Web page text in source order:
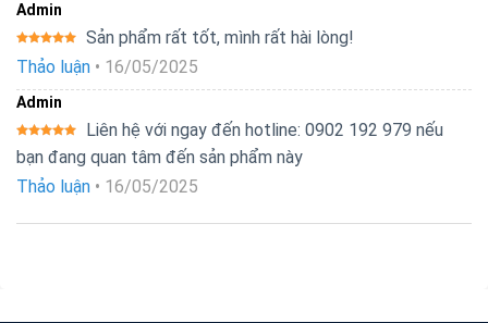
Admin
Được xếp
hạng5
Sản phẩm rất tốt, mình rất hài lòng!
Thảo luận • 16/05/2025
Admin
Được xếp
hạng 5 5
Liên hệ với ngay đến hotline: 0902 192 979 nếu
bạn đang quan tâm đến sản phẩm này
Thảo luận • 16/05/2025